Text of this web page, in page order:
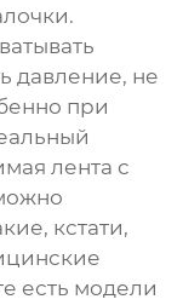
давление, не
при
лента с
кстати,
есть модели